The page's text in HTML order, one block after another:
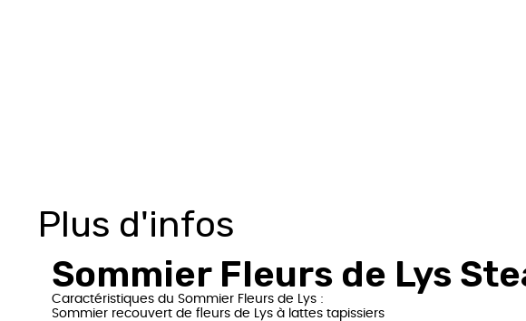
Plus d'infos
Sommier Fleurs de Lys
Caractéristiques du Sommier Fleurs de Lys :
Sommier recouvert de fleurs de Lys à lattes tapissiers